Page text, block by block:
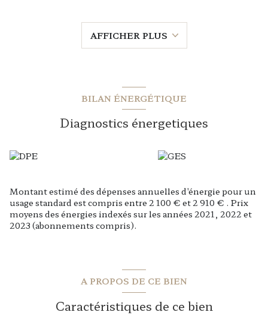
Garage,cave et jardin clos
Montant estimé des dépenses annuelles d’énergie pour un
estimation : 15/10/2025
Les informations sur les risques auxquels est exposé ce
bien sont disponibles sur le site www.georisques.gouv.fr.
L'AGENCE ROUSSEAUX IMMOBILIER, agent immobilier
sous la réf : 4645.
AFFICHER PLUS
BILAN ÉNERGÉTIQUE
Diagnostics énergetiques
Montant estimé des dépenses annuelles d'énergie pour un
usage standard est compris entre 2 100 € et 2 910 € . Prix
moyens des énergies indexés sur les années 2021, 2022 et
2023 (abonnements compris).
A PROPOS DE CE BIEN
Caractéristiques de ce bien